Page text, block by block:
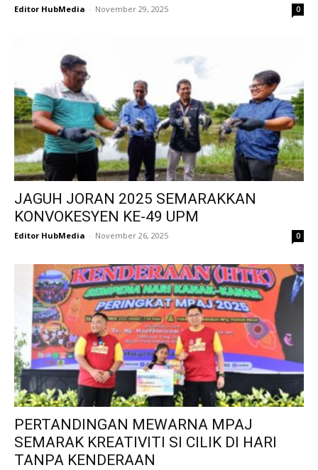
Editor HubMedia - November 29, 2025 0
JAGUH JORAN 2025 SEMARAKKAN
KONVOKESYEN KE-49 UPM
Editor HubMedia - November 26, 2025 0
PERTANDINGAN MEWARNA MPAJ
SEMARAK KREATIVITI SI CILIK DI HARI
TANPA KENDERAAN